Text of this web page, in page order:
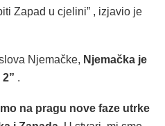
Zapad u cjelini” , izjavio je
Njemačke, Njemačka je
.
na pragu nove faze utrke